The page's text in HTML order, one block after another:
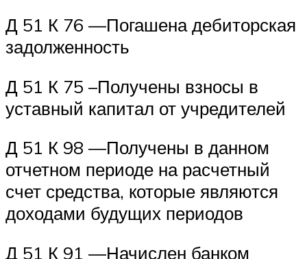
Д 51 К 76 —Погашена дебиторская
задолженность
Д 51 К 75 –Получены взносы в
уставный капитал от учредителей
Д 51 К 98 —Получены в данном
отчетном периоде на расчетный
счет средства, которые являются
доходами будущих периодов
Д 51 К 91 —Начислен банком